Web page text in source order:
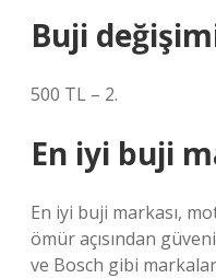
Buji
500 TL – 2.
En iyi buji
En iyi buji markası,
ömür açısından
ve Bosch gibi